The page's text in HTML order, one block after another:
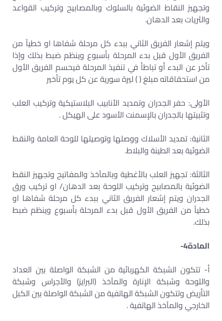
وتجهيز النقاط الضوئية بالسلوك وبالمصابيح وتركيب القواعد
والثريات بعد الدهان.
ويتم إشعار الفريق الثاني ببدء كل مرحلة شفاها او خطياً من
الفريق الأول قبل بدء المرحلة بأسبوع وينظم ضبط بذلك وإذا
تأخر عن البدء أو تباطأ في تنفيذ المرحلة فيحسم الفريق الأول
من استحقاقاته مبلغ ( ) ليرة سورية عن كل يوم تأخير
الأولى: حفر الجدران وتمديد الأنابيب البلاستيكية وتركيب العلب
وتثبيتها بالجدران بالإسمنت الأسود على الهيكل .
الثانية: تمديد الأسلاك ووصلها وتوصيلها للوحة العامة والنقط
الضوئية بعد الطينة والبلاط.
الثالثة: تجهيز العلب بالأغطية وبالمآخذ والمفاتيح وتجهيز النقط
الضوئية بالمصابيح وتركيب اللوحة بعد الدهان/ او تركيب ورق
الجدران ويتم إشعار الفريق الثاني ببدء كل مرحلة شفاها او
خطياً من الفريق الأول قبل بدء المرحلة بأسبوع وينظم ضبط
بذلك.
المادة4-
أ- تتكون الشبكة الكهربائية من الشبكة الواصلة بين العداد
واللوحة وشبكة الإنارة والمآخذ (البرايز) والأجراس وشبكة
التأريض وتتكون الشبكة الهاتفية من الشبكة الواصلة بين الكبل
الخارجي والمآخذ الهاتفية .